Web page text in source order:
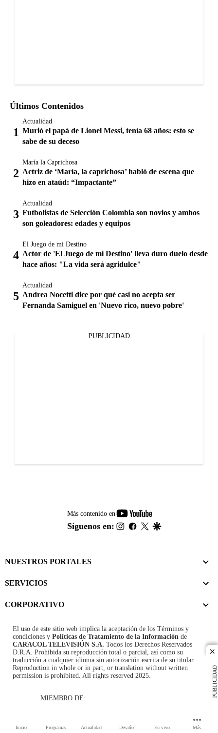
Inicio Programas Actualidad Desafío En vivo Más
PUBLICIDAD
Últimos Contenidos
Actualidad
Murió el papá de Lionel Messi, tenía 68 años: esto se
sabe de su deceso
María la Caprichosa
Actriz de ‘María, la caprichosa’ habló de escena que
hizo en ataúd: “Impactante”
Actualidad
Futbolistas de Selección Colombia son novios y ambos
son goleadores: edades y equipos
El Juego de mi Destino
Actor de 'El Juego de mi Destino' lleva duro duelo desde
hace años: "La vida será agridulce"
Actualidad
Andrea Nocetti dice por qué casi no acepta ser
Fernanda Samiguel en 'Nuevo rico, nuevo pobre'
PUBLICIDAD
Más contenido en
youtube-
footer
Síguenos en: instagram
facebook
twitter
NUESTROS PORTALES
SERVICIOS
CORPORATIVO
El uso de este sitio web implica la aceptación de los Términos y
condiciones y Políticas de Tratamiento de la Información de
CARACOL TELEVISIÓN S.A. Todos los Derechos Reservados
D.R.A. Prohibida su reproducción total o parcial, así como su
traducción a cualquier idioma sin autorización escrita de su titular.
Reproduction in whole or in part, or translation without written
permission is prohibited. All rights reserved 2025.
MIEMBRO DE: